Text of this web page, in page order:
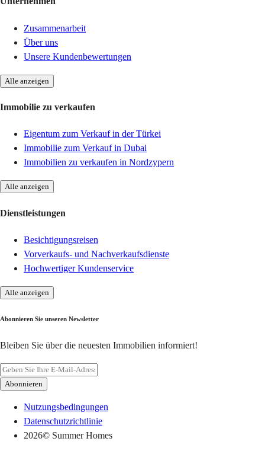
Zusammenarbeit
Über uns
Unsere Kundenbewertungen
Alle anzeigen
Immobilie zu verkaufen
Eigentum zum Verkauf in der Türkei
Immobilie zum Verkauf in Dubai
Immobilien zu verkaufen in Nordzypern
Alle anzeigen
Dienstleistungen
Besichtigungsreisen
Vorverkaufs- und Nachverkaufsdienste
Hochwertiger Kundenservice
Alle anzeigen
Abonnieren Sie unseren Newsletter
Bleiben Sie über die neuesten Immobilien informiert!
Abonnieren
Nutzungsbedingungen
Datenschutzrichtlinie
2026© Summer Homes